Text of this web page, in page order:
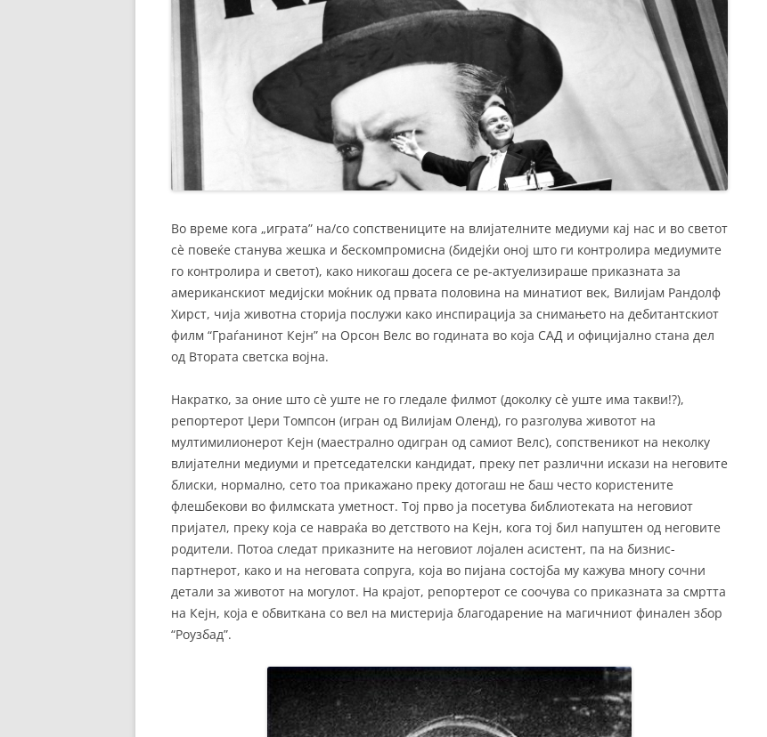
Во време кога „играта” на/со сопствениците на влијателните медиуми кај нас и во светот
сè повеќе станува жешка и бескомпромисна (бидејќи оној што ги контролира медиумите
го контролира и светот), како никогаш досега се ре-актуелизираше приказната за
американскиот медијски моќник од првата половина на минатиот век, Вилијам Рандолф
Хирст, чија животна сторија послужи како инспирација за снимањето на дебитантскиот
филм “Граѓанинот Кејн” на Орсон Велс во годината во која САД и официјално стана дел
од Втората светска војна.
Накратко, за оние што сè уште не го гледале филмот (доколку сè уште има такви!?),
репортерот Џери Томпсон (игран од Вилијам Оленд), го разголува животот на
мултимилионерот Кејн (маестрално одигран од самиот Велс), сопственикот на неколку
влијателни медиуми и претседателски кандидат, преку пет различни искази на неговите
блиски, нормално, сето тоа прикажано преку дотогаш не баш често користените
флешбекови во филмската уметност. Тој прво ја посетува библиотеката на неговиот
пријател, преку која се навраќа во детството на Кејн, кога тој бил напуштен од неговите
родители. Потоа следат приказните на неговиот лојален асистент, па на бизнис-
партнерот, како и на неговата сопруга, која во пијана состојба му кажува многу сочни
детали за животот на могулот. На крајот, репортерот се соочува со приказната за смртта
на Кејн, која е обвиткана со вел на мистерија благодарение на магичниот финален збор
“Роузбад”.